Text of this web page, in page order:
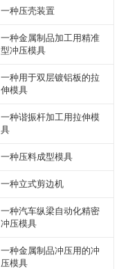
一种压壳装置
一种金属制品加工用精准
型冲压模具
一种用于双层镀铝板的拉
伸模具
一种谐振杆加工用拉伸模
具
一种压料成型模具
一种立式剪边机
一种汽车纵梁自动化精密
冲压模具
一种金属制品冲压用的冲
压模具